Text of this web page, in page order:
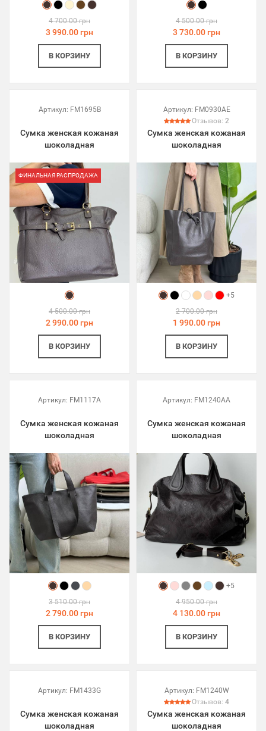
4 700.00 грн
3 990.00 грн
В КОРЗИНУ
4 500.00 грн
3 730.00 грн
В КОРЗИНУ
Артикул: FM1695B
Сумка женская кожаная
шоколадная
ФИНАЛЬНАЯ РАСПРОДАЖА
4 500.00 грн
2 990.00 грн
В КОРЗИНУ
Артикул: FM0930AE
Отзывов: 2
Сумка женская кожаная
шоколадная
+5
2 700.00 грн
1 990.00 грн
В КОРЗИНУ
Артикул: FM1117A
Сумка женская кожаная
шоколадная
3 510.00 грн
2 790.00 грн
В КОРЗИНУ
Артикул: FM1240AA
Сумка женская кожаная
шоколадная
+5
4 950.00 грн
4 130.00 грн
В КОРЗИНУ
Артикул: FM1433G
Сумка женская кожаная
шоколадная
Артикул: FM1240W
Отзывов: 4
Сумка женская кожаная
шоколадная